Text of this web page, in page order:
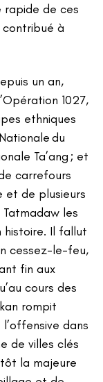
rapide de ces
contribué à
un an,
1027,
ethniques
du
Ta’ang ; et
carrefours
et de plusieurs
les
Il fallut
cessez-le-feu,
fin aux
cours des
rompit
dans
de villes clés
la majeure